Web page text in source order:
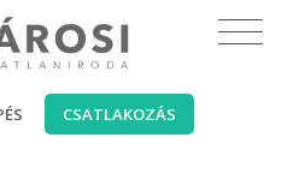
CSATLAKOZÁS